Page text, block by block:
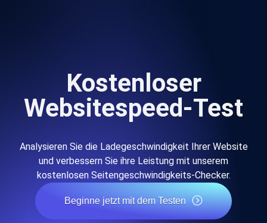
Kostenloser
Websitespeed-Test
Analysieren Sie die Ladegeschwindigkeit Ihrer Website
und verbessern Sie ihre Leistung mit unserem
kostenlosen Seitengeschwindigkeits-Checker.
Beginne jetzt mit dem Testen